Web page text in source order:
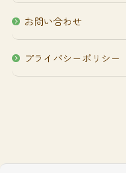
お問い合わせ
プライバシーポリシー